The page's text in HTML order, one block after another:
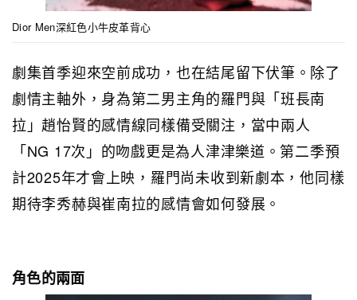
Dior Men深紅色小牛皮革背心
劇集首季迎來空前成功，也在結尾留下伏筆。除了
劇情主軸外，身為第二男主角的羅門與「班長南
拉」趙怡賢的感情線同樣備受關注，當中兩人
「NG 17次」的吻戲更是為人津津樂道。第二季預
計2025年才會上映，羅門尚未收到新劇本，他同樣
期待李秀赫與崔南拉的感情會如何發展。
角色的兩面